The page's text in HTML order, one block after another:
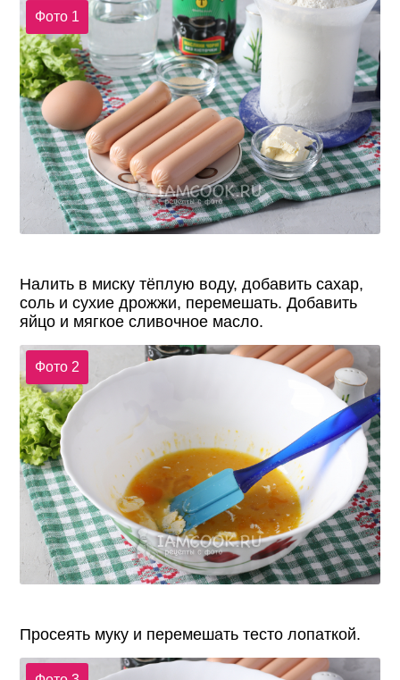
Фото 1
Налить в миску тёплую воду, добавить сахар,
соль и сухие дрожжи, перемешать. Добавить
яйцо и мягкое сливочное масло.
Фото 2
Просеять муку и перемешать тесто лопаткой.